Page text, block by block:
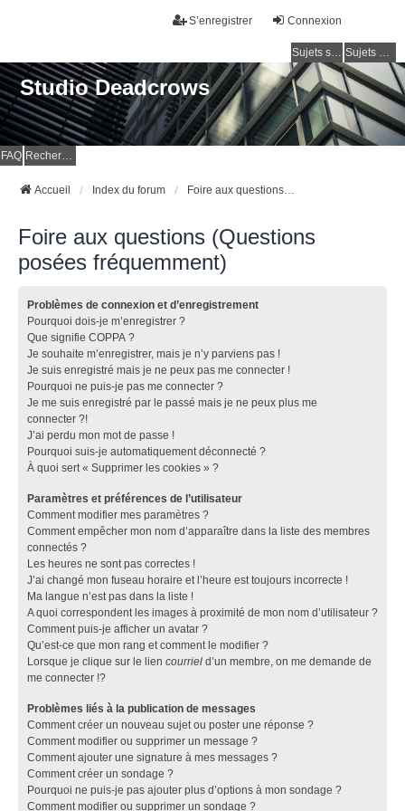
Connexion
S’enregistrer
Sujets sans réponse Sujets actifs
Studio Deadcrows
FAQ Rechercher
Accueil Index du forum Foire aux questions (Questions posées fréquemment)
Foire aux questions (Questions
posées fréquemment)
Problèmes de connexion et d’enregistrement
Pourquoi dois-je m’enregistrer ?
Que signifie COPPA ?
Je souhaite m’enregistrer, mais je n’y parviens pas !
Je suis enregistré mais je ne peux pas me connecter !
Pourquoi ne puis-je pas me connecter ?
Je me suis enregistré par le passé mais je ne peux plus me
connecter ?!
J’ai perdu mon mot de passe !
Pourquoi suis-je automatiquement déconnecté ?
À quoi sert « Supprimer les cookies » ?
Paramètres et préférences de l’utilisateur
Comment modifier mes paramètres ?
Comment empêcher mon nom d’apparaître dans la liste des membres
connectés ?
Les heures ne sont pas correctes !
J’ai changé mon fuseau horaire et l’heure est toujours incorrecte !
Ma langue n’est pas dans la liste !
A quoi correspondent les images à proximité de mon nom d’utilisateur ?
Comment puis-je afficher un avatar ?
Qu’est-ce que mon rang et comment le modifier ?
Lorsque je clique sur le lien courriel d’un membre, on me demande de
me connecter !?
Problèmes liés à la publication de messages
Comment créer un nouveau sujet ou poster une réponse ?
Comment modifier ou supprimer un message ?
Comment ajouter une signature à mes messages ?
Comment créer un sondage ?
Pourquoi ne puis-je pas ajouter plus d’options à mon sondage ?
Comment modifier ou supprimer un sondage ?